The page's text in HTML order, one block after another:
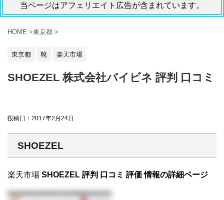
当ページはアフェリエイト広告が含まれています。
HOME >東京都 >
東京都 靴 楽天市場
SHOEZEL 株式会社バイビネ 評判 口コミ
投稿日： 2017年2月24日
SHOEZEL
楽天市場 SHOEZEL 評判 口コミ 評価 情報の詳細ページ